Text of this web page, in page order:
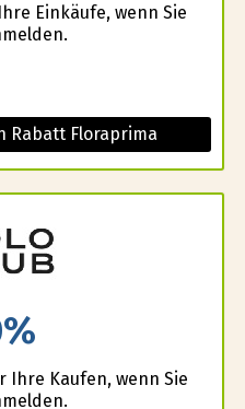
Einkäufe, wenn Sie
Rabatt Floraprima
Ihre Kaufen, wenn Sie